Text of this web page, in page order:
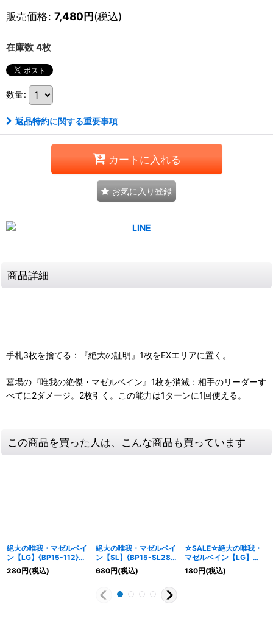
販売価格: 7,480円(税込)
在庫数 4枚
数量:
返品特約に関する重要事項
カートに入れる
お気に入り登録
商品詳細
手札3枚を捨てる：『絶大の証明』1枚をEXエリアに置く。
墓場の『唯我の絶傑・マゼルベイン』1枚を消滅：相手のリーダーす
べてに2ダメージ。2枚引く。この能力は1ターンに1回使える。
この商品を買った人は、こんな商品も買っています
絶大の唯我・マゼルベイ
ン【LG】{BP15-112}
《ニュートラル》
280円(税込)
絶大の唯我・マゼルベイ
ン【SL】{BP15-SL28}
《ニュートラル》
680円(税込)
☆SALE☆絶大の唯我・
マゼルベイン【LG】
{BP15-112}《ニュート
ラル》
180円(税込)